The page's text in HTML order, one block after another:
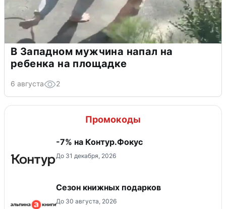
В Западном мужчина напал на
ребенка на площадке
6 августа 2
Промокоды
-7% на Контур.Фокус
До 31 декабря, 2026
Сезон книжных подарков
До 30 августа, 2026